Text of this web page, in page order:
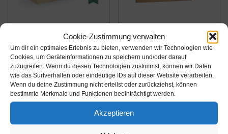
Cookie-Zustimmung verwalten
Um dir ein optimales Erlebnis zu bieten, verwenden wir Technologien wie
Cookies, um Geräteinformationen zu speichern und/oder darauf
zuzugreifen. Wenn du diesen Technologien zustimmst, können wir Daten
wie das Surfverhalten oder eindeutige IDs auf dieser Website verarbeiten.
Wenn du deine Zustimmung nicht erteilst oder zurückziehst, können
bestimmte Merkmale und Funktionen beeinträchtigt werden.
Akzeptieren
18,90€
LAUBLUST Große
Werkzeugkiste mit Griff
- 34 x 18 x 20 cm,
Natur, FSC® |
39,95€
XXL Utensilienkoffer,
Malkoffer, Malbox,
Pinsel Schatulle Holz